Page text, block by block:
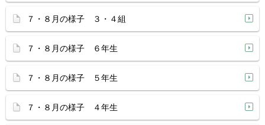
７・８月の様子 ３・４組
７・８月の様子 ６年生
７・８月の様子 ５年生
７・８月の様子 ４年生